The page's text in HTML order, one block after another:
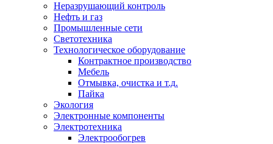
Неразрушающий контроль
Нефть и газ
Промышленные сети
Светотехника
Технологическое оборудование
Контрактное производство
Мебель
Отмывка, очистка и т.д.
Пайка
Экология
Электронные компоненты
Электротехника
Электрообогрев